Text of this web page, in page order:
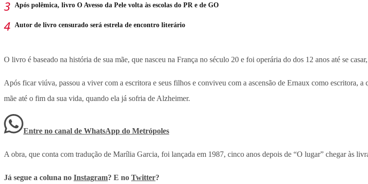
Após polêmica, livro O Avesso da Pele volta às escolas do PR e de GO
Autor de livro censurado será estrela de encontro literário
O livro é baseado na história de sua mãe, que nasceu na França no século 20 e foi operária do dos 12 anos até se
Após ficar viúva, passou a viver com a escritora e seus filhos e conviveu com a ascensão de Ernaux como escritora,
mãe até o fim da sua vida, quando ela já sofria de Alzheimer.
Entre no canal de WhatsApp do Metrópoles
A obra, que conta com tradução de Marília Garcia, foi lançada em 1987, cinco anos depois de “O lugar” chegar às
Já segue a coluna no Instagram? E no Twitter?